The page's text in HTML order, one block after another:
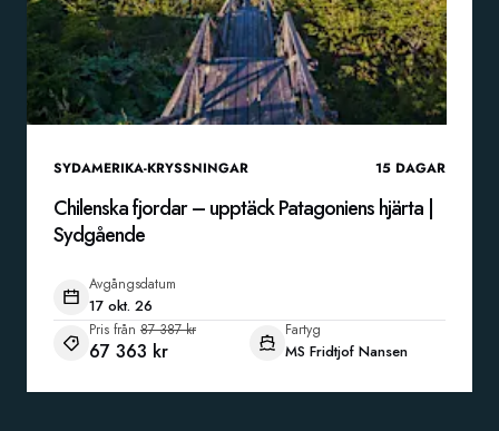
SYDAMERIKA-KRYSSNINGAR 15 DAGAR
Chilenska fjordar – upptäck Patagoniens hjärta |
Sydgående
Avgångsdatum
17 okt. 26
Pris från 87 387 kr
67 363 kr
Fartyg
MS Fridtjof Nansen